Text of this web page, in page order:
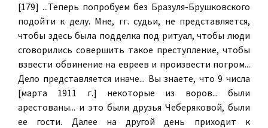
[179] ...Теперь попробуем без Бразуля-Брушковского
подойти к делу. Мне, гг. судьи, не представляется,
чтобы здесь была подделка под ритуал, чтобы люди
сговорились совершить такое преступление, чтобы
взвести обвинение на евреев и произвести погром...
Дело представляется иначе... Вы знаете, что 9 числа
[марта 1911 г.] некоторые из воров... были
арестованы... и это были друзья Чеберяковой, были
ее гости. Далее на другой день приходит к